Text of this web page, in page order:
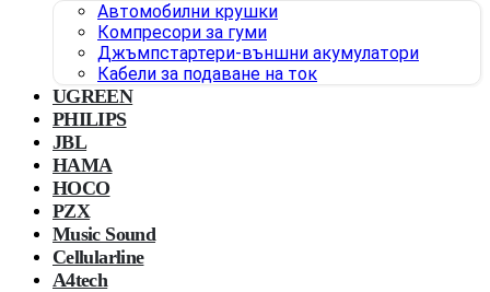
Автомобилни крушки
Компресори за гуми
Джъмпстартери-външни акумулатори
Кабели за подаване на ток
UGREEN
PHILIPS
JBL
HAMA
HOCO
PZX
Music Sound
Cellularline
A4tech